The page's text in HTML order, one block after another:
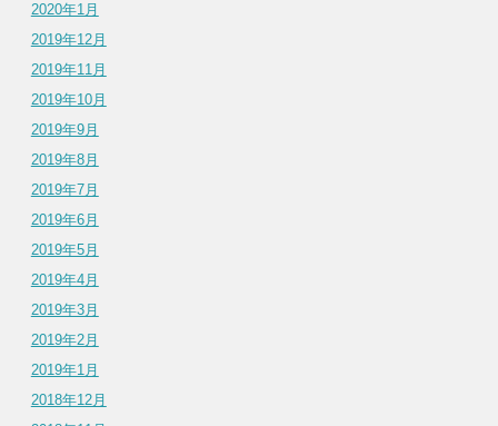
2020年1月
2019年12月
2019年11月
2019年10月
2019年9月
2019年8月
2019年7月
2019年6月
2019年5月
2019年4月
2019年3月
2019年2月
2019年1月
2018年12月